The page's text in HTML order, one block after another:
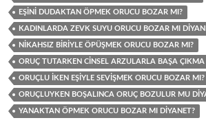
EŞINI DUDAKTAN ÖPMEK ORUCU BOZAR MI?
KADINLARDA ZEVK SUYU ORUCU BOZAR MI
NIKAHSIZ BIRIYLE ÖPÜŞMEK ORUCU BOZAR MI?
ORUÇ TUTARKEN CINSEL ARZULARLA BAŞA ÇIKMA
ORUÇLU İKEN EŞIYLE SEVIŞMEK ORUCU BOZAR MI?
ORUÇLUYKEN BOŞALINCA ORUÇ BOZULUR MU
YANAKTAN ÖPMEK ORUCU BOZAR MI DIYANET?